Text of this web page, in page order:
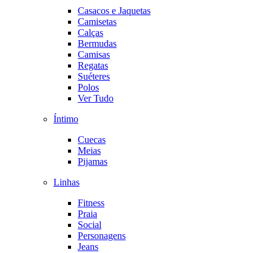
Casacos e Jaquetas
Camisetas
Calças
Bermudas
Camisas
Regatas
Suéteres
Polos
Ver Tudo
Íntimo
Cuecas
Meias
Pijamas
Linhas
Fitness
Praia
Social
Personagens
Jeans